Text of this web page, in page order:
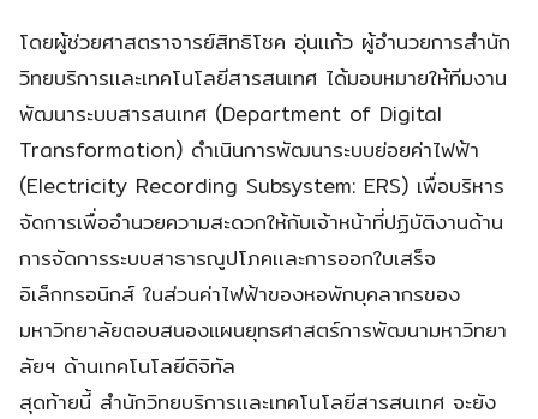
โดยผู้ช่วยศาสตราจารย์สิทธิโชค อุ่นเเก้ว ผู้อำนวยการสำนัก
วิทยบริการเเละเทคโนโลยีสารสนเทศ ได้มอบหมายให้ทีมงาน
พัฒนาระบบสารสนเทศ (Department of Digital
Transformation) ดำเนินการพัฒนาระบบย่อยค่าไฟฟ้า
(Electricity Recording Subsystem: ERS) เพื่อบริหาร
จัดการเพื่ออำนวยความสะดวกให้กับเจ้าหน้าที่ปฏิบัติงานด้าน
การจัดการระบบสาธารณูปโภคเเละการออกใบเสร็จ
อิเล็กทรอนิกส์ ในส่วนค่าไฟฟ้าของหอพักบุคลากรของ
มหาวิทยาลัยตอบสนองแผนยุทธศาสตร์การพัฒนามหาวิทยา
ลัยฯ ด้านเทคโนโลยีดิจิทัล
สุดท้ายนี้ สำนักวิทยบริการเเละเทคโนโลยีสารสนเทศ จะยัง